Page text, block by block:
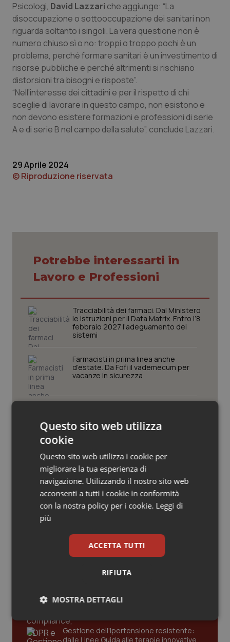
Emilia-Romagna
Friuli Venezia Giulia
Lazio
Liguria
Lombardia
Molise
Provincia Autonoma di Trento
Puglia
Sardegna
Sicilia
Toscana
Umbria
Veneto
Colesterolo & coronaropatie
Dermatite Atopica
Diabete & glucometri
Disturbi dell’umore
Dolore
Epatiti
Ipertensione & Scompenso
Malattie rare
Malattia di Crohn & Rettocolite Ulcerosa
Neuroscienze & patologie neurodegenerative
Obesità
Oftalmologia
Oncoematologia
Oncologia & Nutrizione
Psoriasi & pelle
Quotidiano Cardiologia
Quotidiano Chirurgia
Quotidiano Oncologia
Quotidiano Pediatria
Rene & patologie urogenitali
Psicologi, David Lazzari che aggiunge: “La
disoccupazione o sottooccupazione dei sanitari non
riguarda soltanto i singoli. La vera questione non è
numero chiuso sì o no: troppi o troppo pochi è un
problema, perché formare sanitari è un investimento di
risorse pubbliche e perché altrimenti si rischiano
distorsioni tra bisogni e risposte”.
“Nell’interesse dei cittadini e per il rispetto di chi
sceglie di lavorare in questo campo, non esistono e
non devono esistere formazioni e professioni di serie
A e di serie B nel campo della salute”, conclude Lazzari.
29 Aprile 2024
© Riproduzione riservata
Potrebbe interessarti in
Lavoro e Professioni
Tracciabilità dei farmaci. Dal Ministero
le istruzioni per il Data Matrix. Entro l’8
febbraio 2027 l’adeguamento dei
sistemi
Farmacisti in prima linea anche
d’estate. Da Fofi il vademecum per
vacanze in sicurezza
ricorso di C&P: semestre filtro
penalizza il merito
Sanità integrativa. Fimiv su risoluzione
Zaffini: “Serva un’alleanza per
rafforzare il Ssn”
Ultime analisi e review da QS Pro
Gestione dell'Ipertensione resistente:
dalle Linee Guida alle terapie innovative
Questo sito web utilizza
cookie
Questo sito web utilizza i cookie per
migliorare la tua esperienza di
navigazione. Utilizzando il nostro sito web
acconsenti a tutti i cookie in conformità
con la nostra policy per i cookie. Leggi di
più
ACCETTA TUTTI
RIFIUTA
MOSTRA DETTAGLI
Necessari Statistici Marketing